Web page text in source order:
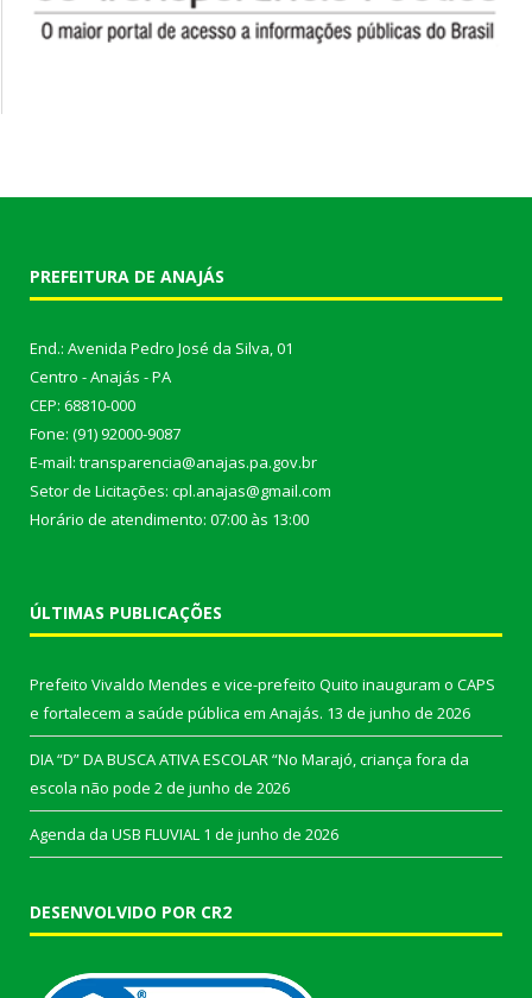
PREFEITURA DE ANAJÁS
End.: Avenida Pedro José da Silva, 01
Centro - Anajás - PA
CEP: 68810-000
Fone: (91) 92000-9087
E-mail: transparencia@anajas.pa.gov.br
Setor de Licitações: cpl.anajas@gmail.com
Horário de atendimento: 07:00 às 13:00
ÚLTIMAS PUBLICAÇÕES
Prefeito Vivaldo Mendes e vice-prefeito Quito inauguram o CAPS
e fortalecem a saúde pública em Anajás. 13 de junho de 2026
DIA “D” DA BUSCA ATIVA ESCOLAR “No Marajó, criança fora da
escola não pode 2 de junho de 2026
Agenda da USB FLUVIAL 1 de junho de 2026
DESENVOLVIDO POR CR2